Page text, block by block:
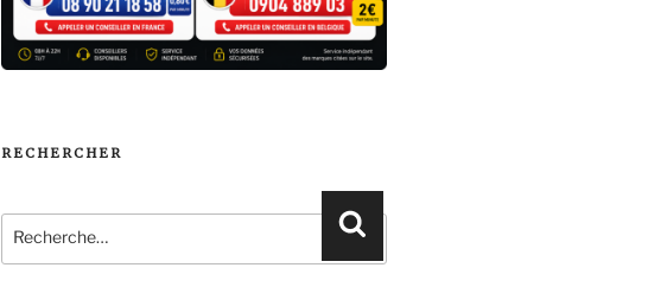
RECHERCHER
pour
:
Recherche